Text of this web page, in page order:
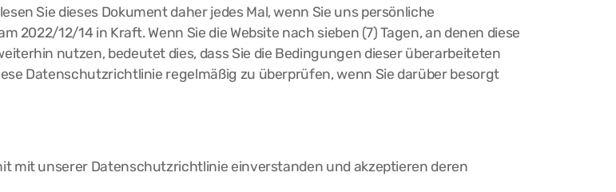
Sie dieses Dokument daher jedes Mal, wenn Sie uns persönliche
12/14 in Kraft. Wenn Sie die Website nach sieben (7) Tagen, an denen diese
nutzen, bedeutet dies, dass Sie die Bedingungen dieser überarbeiteten
Datenschutzrichtlinie regelmäßig zu überprüfen, wenn Sie darüber besorgt
mit unserer Datenschutzrichtlinie einverstanden und akzeptieren deren